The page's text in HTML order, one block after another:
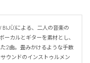
による、二人の音楽の
カルとギターを素材とし、
2曲。畳みかけるような手数
ウンドのインストゥルメン